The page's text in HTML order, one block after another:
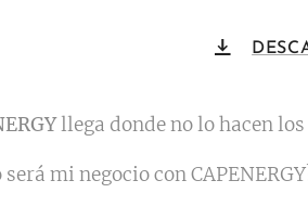
llega donde no lo hacen los
será mi negocio con